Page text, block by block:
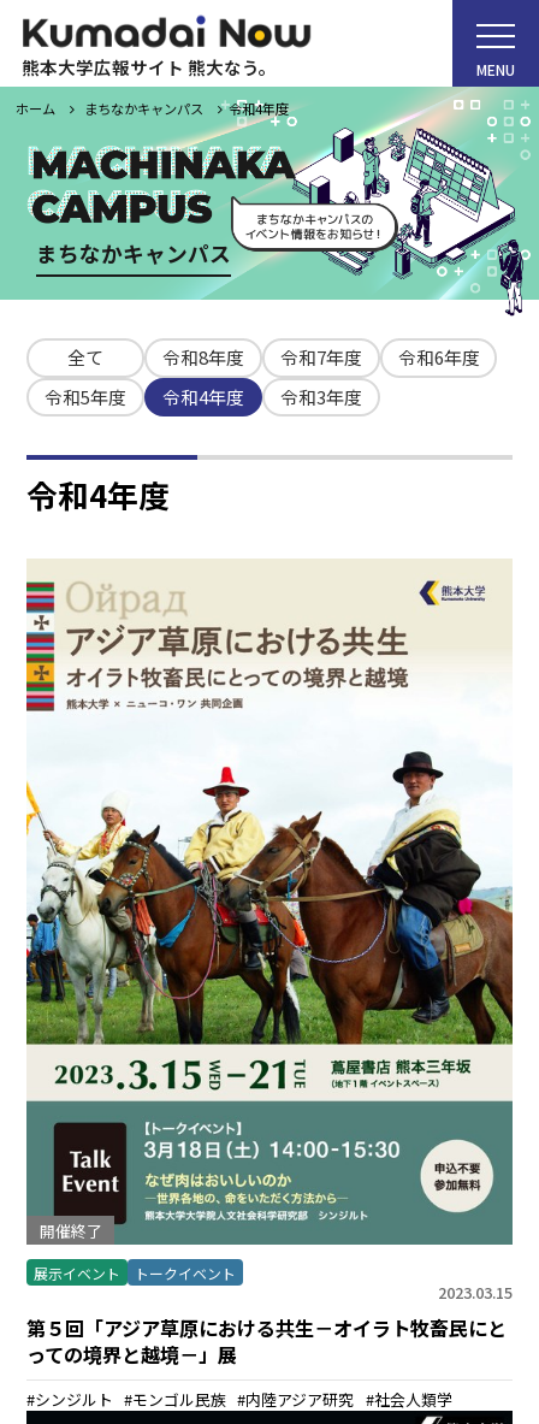
熊本大学広報サイト 熊大なう。
ホーム まちなかキャンパス 令和4年度
まちなかキャンパス
全て 令和8年度 令和7年度
令和6年度
令和5年度
令和4年度 令和3年度
令和4年度
開催終了
展示イベント トークイベント
2023.03.15
第５回「アジア草原における共生－オイラト牧畜民にと
っての境界と越境－」展
シンジルト モンゴル民族 内陸アジア研究 社会人類学
MENU
ホーム
熊大タイムズ
熊大チャンネル
熊大通信
メディア・報道機関の方々へ
熊大メールマガジン登録のご案内
翻訳 自動翻訳について